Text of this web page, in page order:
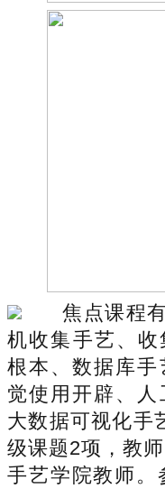
焦点课程
机收集手艺、
根本、数据库
觉使用开辟、人
大数据可视化手
级课题2项，教
手艺学院教师。